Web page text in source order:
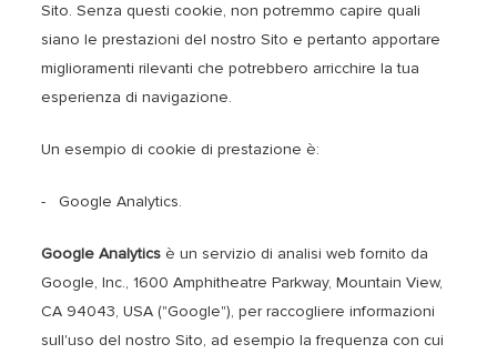
Sito. Senza questi cookie, non potremmo capire quali
siano le prestazioni del nostro Sito e pertanto apportare
miglioramenti rilevanti che potrebbero arricchire la tua
esperienza di navigazione.
Un esempio di cookie di prestazione è:
- Google Analytics.
Google Analytics è un servizio di analisi web fornito da
Google, Inc., 1600 Amphitheatre Parkway, Mountain View,
CA 94043, USA ("Google"), per raccogliere informazioni
sull'uso del nostro Sito, ad esempio la frequenza con cui